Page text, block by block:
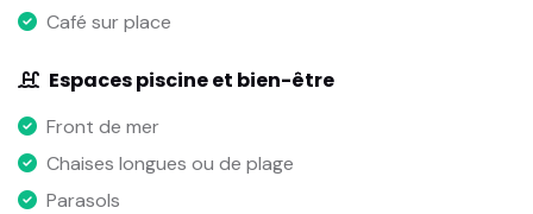
Café sur place
Espaces piscine et bien-être
Front de mer
Chaises longues ou de plage
Parasols